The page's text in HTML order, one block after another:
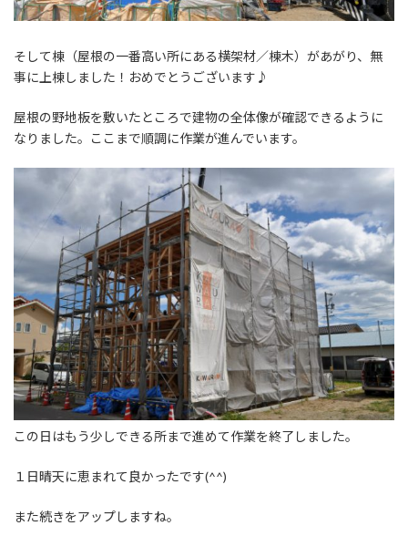
そして棟（屋根の一番高い所にある横架材／棟木）があがり、無
事に上棟しました！おめでとうございます♪
屋根の野地板を敷いたところで建物の全体像が確認できるように
なりました。ここまで順調に作業が進んでいます。
この日はもう少しできる所まで進めて作業を終了しました。
１日晴天に恵まれて良かったです(^^)
また続きをアップしますね。